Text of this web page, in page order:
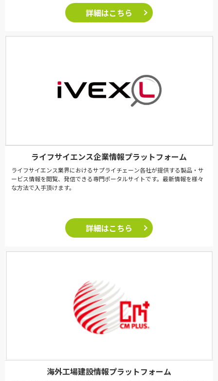
詳細はこちら
ライフサイエンス企業情報プラットフォーム
ライフサイエンス業界におけるサプライチェーン各社が提供する製品・サ
ービス情報を閲覧、発信できる専門ポータルサイトです。最新情報を様々
な方法で入手頂けます。
詳細はこちら
海外工場建設情報プラットフォーム